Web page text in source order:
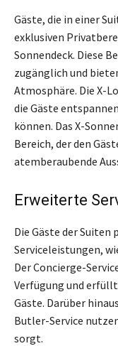
Gäste, die in einer
exklusiven
Sonnendeck. Diese
zugänglich und
Atmosphäre. Die X-
die Gäste
können. Das X-
Bereich, der den
atemberaubende
Erweiterte
Die Gäste der
Serviceleistungen,
Der Concierge-
Verfügung und
Gäste. Darüber
Butler-Service
sorgt.